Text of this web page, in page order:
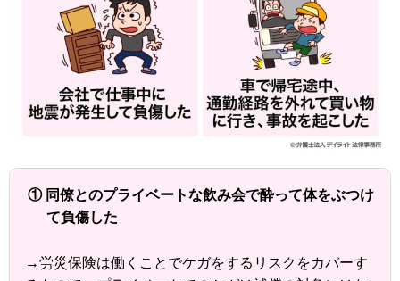
① 同僚とのプライベートな飲み会で酔って体をぶつけ
て負傷した
→労災保険は働くことでケガをするリスクをカバーす